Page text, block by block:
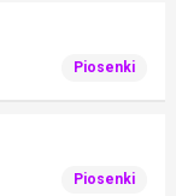
Piosenki
Piosenki